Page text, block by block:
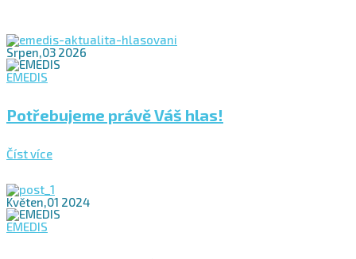
Srpen,03 2026
EMEDIS
Potřebujeme právě Váš hlas!
Číst více
Květen,01 2024
EMEDIS